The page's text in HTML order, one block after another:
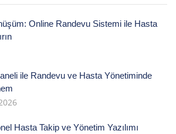
Online Randevu Sistemi ile Hasta
ile Randevu ve Hasta Yönetiminde
Hasta Takip ve Yönetim Yazılımı